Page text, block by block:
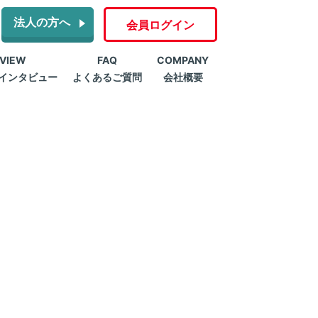
法人の方へ 会員ログイン
ンタビュー
FAQ
よくあるご質問
COMPANY
会社概要